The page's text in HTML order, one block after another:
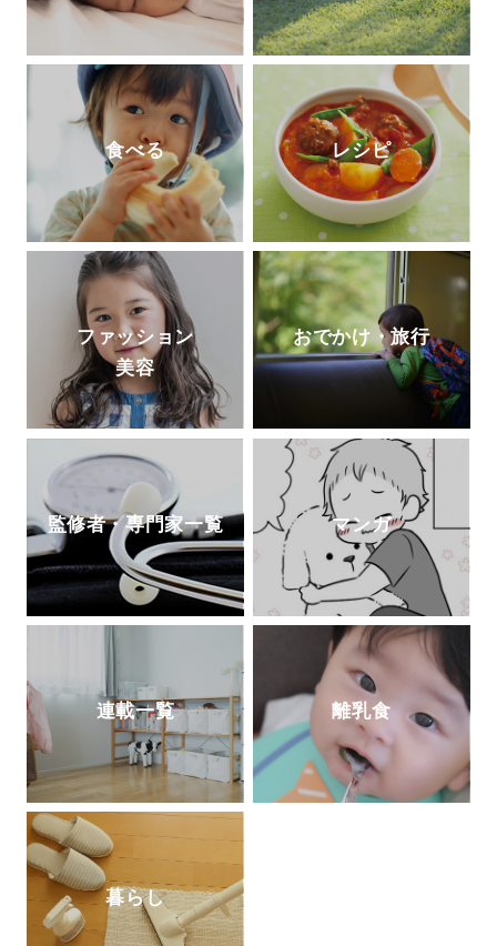
食べる レシピ
ファッション
美容
おでかけ・旅行
監修者・専門家一覧 マンガ
連載一覧 離乳食
暮らし